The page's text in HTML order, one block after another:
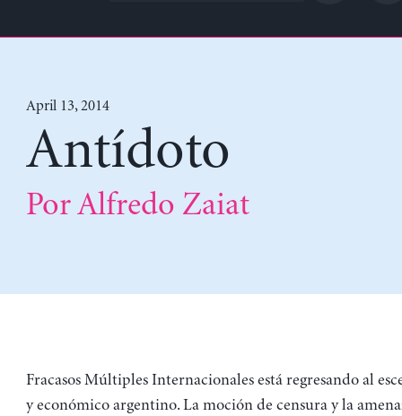
April 13, 2014
Antídoto
Por Alfredo Zaiat
Fracasos Múltiples Internacionales está regresando al
y económico argentino. La moción de censura y la